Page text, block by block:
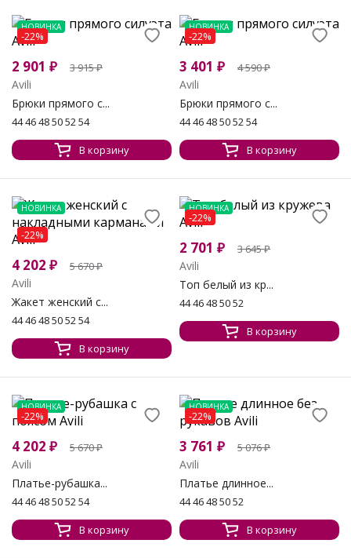
НОВИНКА
-22%
2 901 ₽ 3 915₽
Avili
Брюки прямого с...
44 46 48 50 52 54
В корзину
НОВИНКА
-22%
3 401 ₽ 4 590₽
Avili
Брюки прямого с...
44 46 48 50 52 54
В корзину
НОВИНКА
-22%
4 202 ₽ 5 670₽
Avili
Жакет женский с...
44 46 48 50 52 54
В корзину
НОВИНКА
-22%
2 701 ₽ 3 645₽
Avili
Топ белый из кр...
44 46 48 50 52
В корзину
НОВИНКА
-22%
4 202 ₽ 5 670₽
Avili
Платье-рубашка...
44 46 48 50 52 54
В корзину
НОВИНКА
-22%
3 761 ₽ 5 076₽
Avili
Платье длинное...
44 46 48 50 52
В корзину